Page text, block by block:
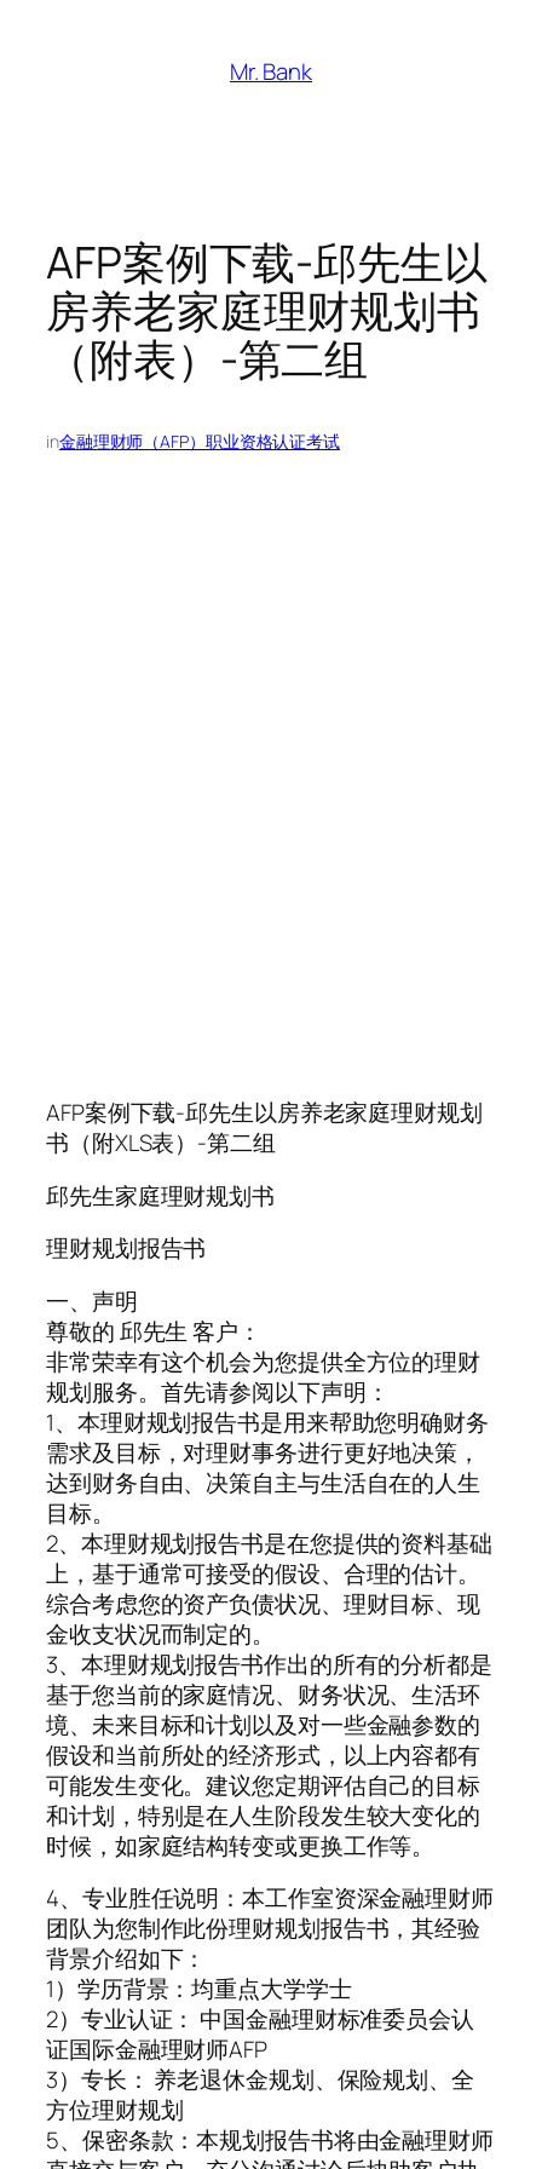
Mr. Bank
AFP案例下载-邱先生以
房养老家庭理财规划书
（附表）-第二组
in金融理财师（AFP）职业资格认证考试
AFP案例下载-邱先生以房养老家庭理财规划
书（附XLS表）-第二组
邱先生家庭理财规划书
理财规划报告书
一、声明
尊敬的 邱先生 客户：
非常荣幸有这个机会为您提供全方位的理财
规划服务。首先请参阅以下声明：
1、本理财规划报告书是用来帮助您明确财务
需求及目标，对理财事务进行更好地决策，
达到财务自由、决策自主与生活自在的人生
目标。
2、本理财规划报告书是在您提供的资料基础
上，基于通常可接受的假设、合理的估计。
综合考虑您的资产负债状况、理财目标、现
金收支状况而制定的。
3、本理财规划报告书作出的所有的分析都是
基于您当前的家庭情况、财务状况、生活环
境、未来目标和计划以及对一些金融参数的
假设和当前所处的经济形式，以上内容都有
可能发生变化。建议您定期评估自己的目标
和计划，特别是在人生阶段发生较大变化的
时候，如家庭结构转变或更换工作等。
4、专业胜任说明：本工作室资深金融理财师
团队为您制作此份理财规划报告书，其经验
背景介绍如下：
1）学历背景：均重点大学学士
2）专业认证： 中国金融理财标准委员会认
证国际金融理财师AFP
3）专长： 养老退休金规划、保险规划、全
方位理财规划
5、保密条款：本规划报告书将由金融理财师